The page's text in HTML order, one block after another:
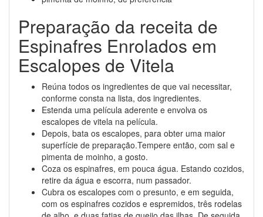
Preparação da receita de
Espinafres Enrolados em
Escalopes de Vitela
Reúna todos os ingredientes de que vai necessitar,
conforme consta na lista, dos ingredientes.
Estenda uma película aderente e envolva os
escalopes de vitela na película.
Depois, bata os escalopes, para obter uma maior
superfície de preparação.Tempere então, com sal e
pimenta de moinho, a gosto.
Coza os espinafres, em pouca água. Estando cozidos,
retire da água e escorra, num passador.
Cubra os escalopes com o presunto, e em seguida,
com os espinafres cozidos e espremidos, três rodelas